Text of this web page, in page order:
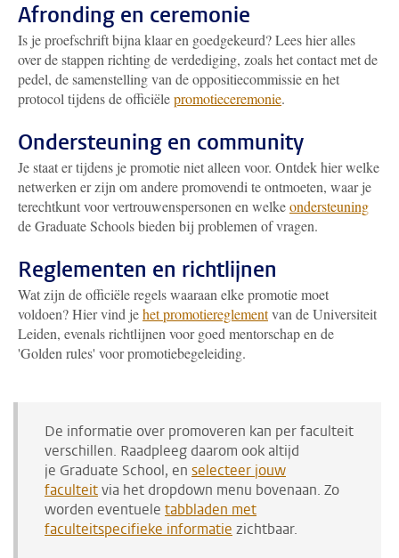
Afronding en ceremonie
Is je proefschrift bijna klaar en goedgekeurd? Lees hier alles
over de stappen richting de verdediging, zoals het contact met de
pedel, de samenstelling van de oppositiecommissie en het
protocol tijdens de officiëlepromotieceremonie.
Ondersteuning en community
Je staat er tijdens je promotie niet alleen voor. Ontdek hier welke
netwerken er zijn om andere promovendi te ontmoeten, waar je
terechtkunt voor vertrouwenspersonen en welkeondersteuning
de Graduate Schools bieden bij problemen of vragen.
Reglementen en richtlijnen
Wat zijn de officiële regels waaraan elke promotie moet
voldoen? Hier vind jehet promotiereglementvan de Universiteit
Leiden, evenals richtlijnen voor goed mentorschap en de
'Golden rules' voor promotiebegeleiding.
De informatie over promoveren kan per faculteit
verschillen. Raadpleeg daarom ook altijd
je Graduate School, en selecteer jouw
faculteitvia het dropdown menu bovenaan. Zo
worden eventuele tabbladen met
faculteitspecifieke informatie zichtbaar.